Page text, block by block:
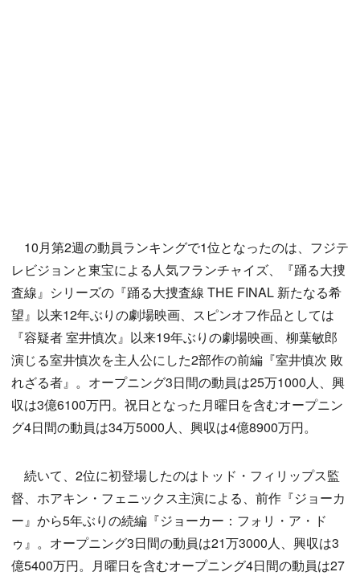
10月第2週の動員ランキングで1位となったのは、フジテ
レビジョンと東宝による人気フランチャイズ、『踊る大捜
査線』シリーズの『踊る大捜査線 THE FINAL 新たなる希
望』以来12年ぶりの劇場映画、スピンオフ作品としては
『容疑者 室井慎次』以来19年ぶりの劇場映画、柳葉敏郎
演じる室井慎次を主人公にした2部作の前編『室井慎次 敗
れざる者』。オープニング3日間の動員は25万1000人、興
収は3億6100万円。祝日となった月曜日を含むオープニン
グ4日間の動員は34万5000人、興収は4億8900万円。
続いて、2位に初登場したのはトッド・フィリップス監
督、ホアキン・フェニックス主演による、前作『ジョーカ
ー』から5年ぶりの続編『ジョーカー：フォリ・ア・ド
ゥ』。オープニング3日間の動員は21万3000人、興収は3
億5400万円。月曜日を含むオープニング4日間の動員は27